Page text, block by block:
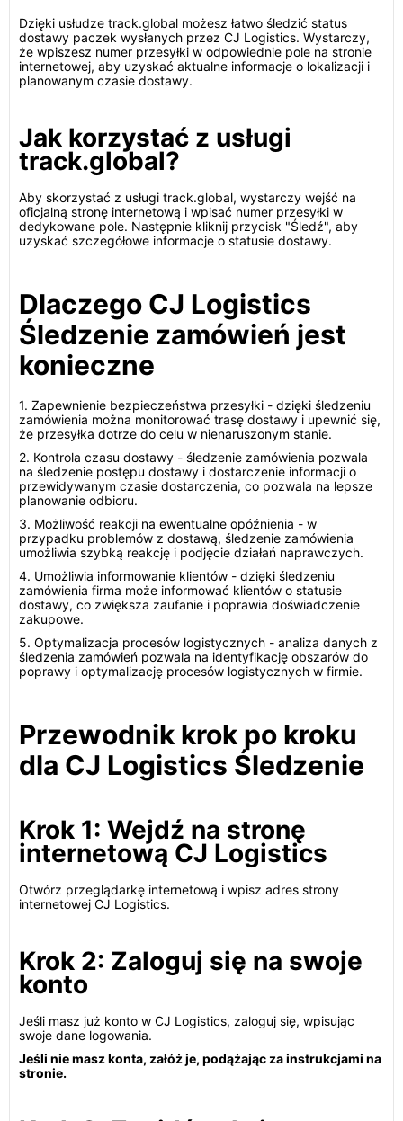
Dzięki usłudze track.global możesz łatwo śledzić status
dostawy paczek wysłanych przez CJ Logistics. Wystarczy,
że wpiszesz numer przesyłki w odpowiednie pole na stronie
internetowej, aby uzyskać aktualne informacje o lokalizacji i
planowanym czasie dostawy.
Jak korzystać z usługi
track.global?
Aby skorzystać z usługi track.global, wystarczy wejść na
oficjalną stronę internetową i wpisać numer przesyłki w
dedykowane pole. Następnie kliknij przycisk "Śledź", aby
uzyskać szczegółowe informacje o statusie dostawy.
Dlaczego CJ Logistics
Śledzenie zamówień jest
konieczne
1. Zapewnienie bezpieczeństwa przesyłki - dzięki śledzeniu
zamówienia można monitorować trasę dostawy i upewnić się,
że przesyłka dotrze do celu w nienaruszonym stanie.
2. Kontrola czasu dostawy - śledzenie zamówienia pozwala
na śledzenie postępu dostawy i dostarczenie informacji o
przewidywanym czasie dostarczenia, co pozwala na lepsze
planowanie odbioru.
3. Możliwość reakcji na ewentualne opóźnienia - w
przypadku problemów z dostawą, śledzenie zamówienia
umożliwia szybką reakcję i podjęcie działań naprawczych.
4. Umożliwia informowanie klientów - dzięki śledzeniu
zamówienia firma może informować klientów o statusie
dostawy, co zwiększa zaufanie i poprawia doświadczenie
zakupowe.
5. Optymalizacja procesów logistycznych - analiza danych z
śledzenia zamówień pozwala na identyfikację obszarów do
poprawy i optymalizację procesów logistycznych w firmie.
Przewodnik krok po kroku
dla CJ Logistics Śledzenie
Krok 1: Wejdź na stronę
internetową CJ Logistics
Otwórz przeglądarkę internetową i wpisz adres strony
internetowej CJ Logistics.
Krok 2: Zaloguj się na swoje
konto
Jeśli masz już konto w CJ Logistics, zaloguj się, wpisując
swoje dane logowania.
Jeśli nie masz konta, załóż je, podążając za instrukcjami na
stronie.